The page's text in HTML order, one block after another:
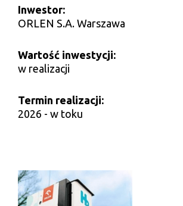
Inwestor:
ORLEN S.A. Warszawa
Wartość inwestycji:
w realizacji
Termin realizacji:
2026 - w toku